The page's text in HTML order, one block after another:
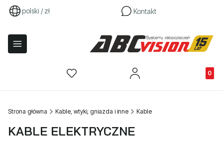
polski / zł Kontakt
Strona główna Kable, wtyki, gniazda i inne Kable
KABLE ELEKTRYCZNE